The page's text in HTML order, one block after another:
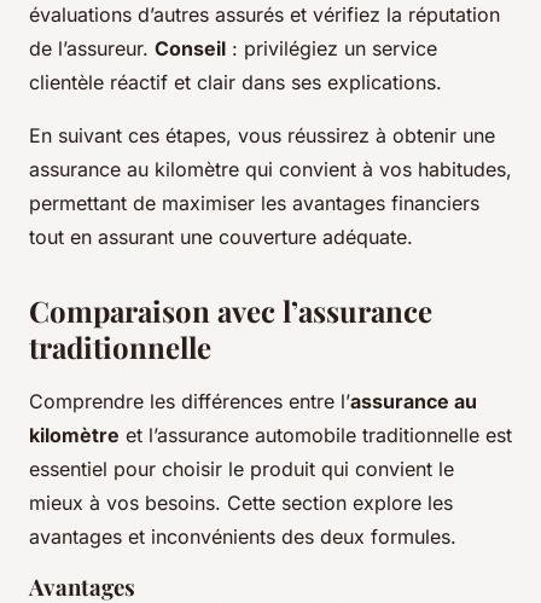
évaluations d’autres assurés et vérifiez la réputation
de l’assureur. Conseil : privilégiez un service
clientèle réactif et clair dans ses explications.
En suivant ces étapes, vous réussirez à obtenir une
assurance au kilomètre qui convient à vos habitudes,
permettant de maximiser les avantages financiers
tout en assurant une couverture adéquate.
Comparaison avec l’assurance
traditionnelle
Comprendre les différences entre l’assurance au
kilomètre et l’assurance automobile traditionnelle est
essentiel pour choisir le produit qui convient le
mieux à vos besoins. Cette section explore les
avantages et inconvénients des deux formules.
Avantages